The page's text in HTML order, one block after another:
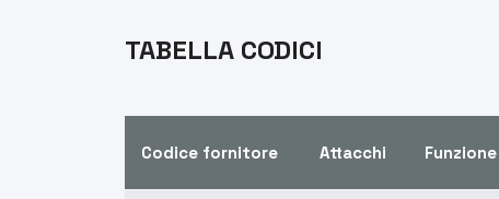
TABELLA CODICI
Codice fornitore Attacchi Funzione